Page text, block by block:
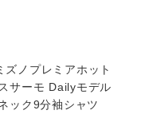
ズノプレミアホット
サーモ Dailyモデル
ック9分袖シャツ